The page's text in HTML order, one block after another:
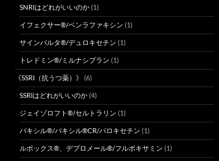
SNRIはどれがいいのか (1)
イフェクサー®/ベンラファキシン (1)
サインバルタ®/デュロキセチン (1)
トレドミン®/ミルナシプラン (1)
《SSRI（抗うつ薬）》 (6)
SSRIはどれがいいのか (4)
ジェイゾロフト®/セルトラリン (1)
パキシル®/パキシル®CR/パロキセチン (1)
ルボックス®、デプロメール®/フルボキサミン (1)